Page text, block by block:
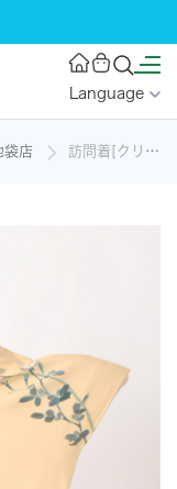
Language
袋店 訪問着[クリーム薔薇・Sサイズ]の着物レンタル